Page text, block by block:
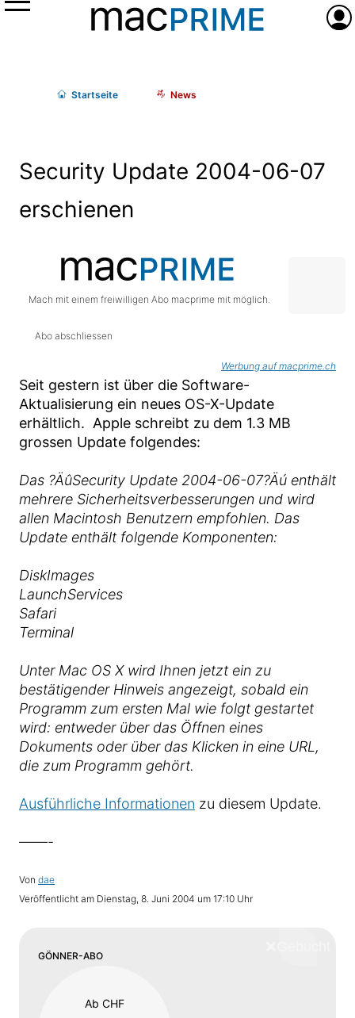
Menü
Startseite News
Security Update 2004-06-07
erschienen
Mach mit einem freiwilligen Abo macprime mit möglich.
Abo abschliessen
Werbung auf macprime.ch
Seit gestern ist über die Software-
Aktualisierung ein neues OS-X-Update
erhältlich. Apple schreibt zu dem 1.3 MB
grossen Update folgendes:
Das ?ÄûSecurity Update 2004-06-07?Äú enthält
mehrere Sicherheitsverbesserungen und wird
allen Macintosh Benutzern empfohlen. Das
Update enthält folgende Komponenten:
DiskImages
LaunchServices
Safari
Terminal
Unter Mac OS X wird Ihnen jetzt ein zu
bestätigender Hinweis angezeigt, sobald ein
Programm zum ersten Mal wie folgt gestartet
wird: entweder über das Öffnen eines
Dokuments oder über das Klicken in eine URL,
die zum Programm gehört.
Ausführliche Informationen zu diesem Update.
——-
Von dae
Veröffentlicht am Dienstag, 8. Juni 2004 um 17:10 Uhr
GÖNNER-ABO
Ab CHF